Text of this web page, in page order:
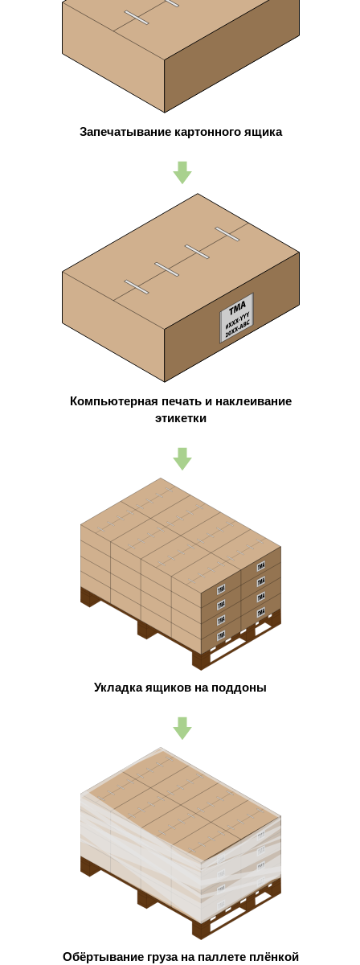
Запечатывание картонного ящика
Компьютерная печать и наклеивание
этикетки
Укладка ящиков на поддоны
Обёртывание груза на паллете плёнкой